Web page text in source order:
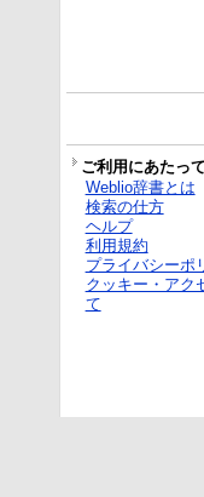
ご利用にあたって
Weblio辞書とは
検索の仕方
ヘルプ
利用規約
プライバシーポ
クッキー・アク
て